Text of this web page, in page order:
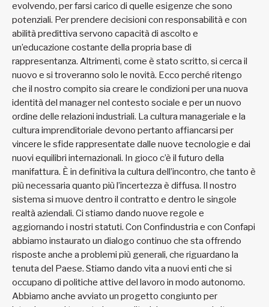
evolvendo, per farsi carico di quelle esigenze che sono
potenziali. Per prendere decisioni con responsabilità e con
abilità predittiva servono capacità di ascolto e
un’educazione costante della propria base di
rappresentanza. Altrimenti, come è stato scritto, si cerca il
nuovo e si troveranno solo le novità. Ecco perché ritengo
che il nostro compito sia creare le condizioni per una nuova
identità del manager nel contesto sociale e per un nuovo
ordine delle relazioni industriali. La cultura manageriale e la
cultura imprenditoriale devono pertanto affiancarsi per
vincere le sfide rappresentate dalle nuove tecnologie e dai
nuovi equilibri internazionali. In gioco c’è il futuro della
manifattura. È in definitiva la cultura dell’incontro, che tanto è
più necessaria quanto più l’incertezza è diffusa. Il nostro
sistema si muove dentro il contratto e dentro le singole
realtà aziendali. Ci stiamo dando nuove regole e
aggiornando i nostri statuti. Con Confindustria e con Confapi
abbiamo instaurato un dialogo continuo che sta offrendo
risposte anche a problemi più generali, che riguardano la
tenuta del Paese. Stiamo dando vita a nuovi enti che si
occupano di politiche attive del lavoro in modo autonomo.
Abbiamo anche avviato un progetto congiunto per